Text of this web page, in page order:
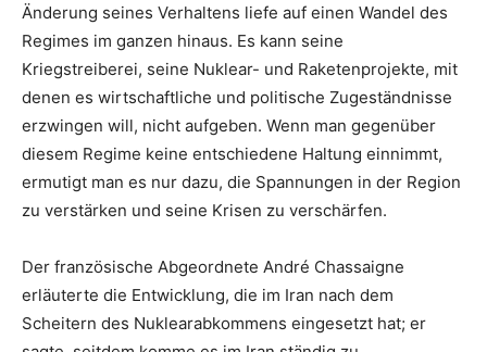
Änderung seines Verhaltens liefe auf einen Wandel des
Regimes im ganzen hinaus. Es kann seine
Kriegstreiberei, seine Nuklear- und Raketenprojekte, mit
denen es wirtschaftliche und politische Zugeständnisse
erzwingen will, nicht aufgeben. Wenn man gegenüber
diesem Regime keine entschiedene Haltung einnimmt,
ermutigt man es nur dazu, die Spannungen in der Region
zu verstärken und seine Krisen zu verschärfen.
Der französische Abgeordnete André Chassaigne
erläuterte die Entwicklung, die im Iran nach dem
Scheitern des Nuklearabkommens eingesetzt hat; er